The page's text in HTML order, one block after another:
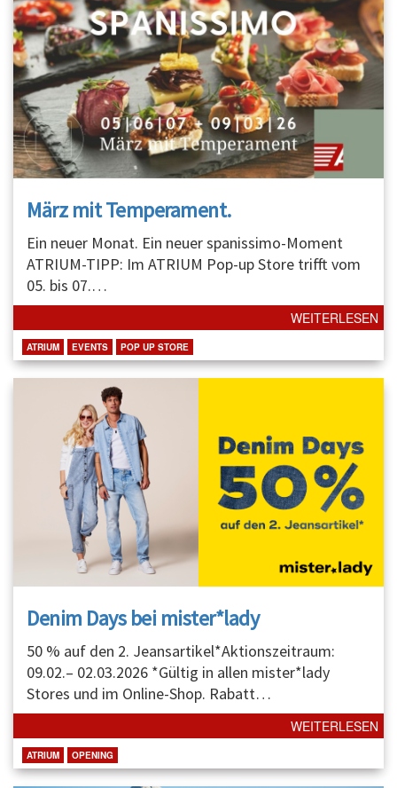
März mit Temperament.
Ein neuer Monat. Ein neuer spanissimo-Moment
ATRIUM-TIPP: Im ATRIUM Pop-up Store trifft vom
05. bis 07.…
WEITERLESEN
ATRIUM EVENTS POP UP STORE
Denim Days bei mister*lady
50 % auf den 2. Jeansartikel*Aktionszeitraum:
09.02.– 02.03.2026 *Gültig in allen mister*lady
Stores und im Online-Shop. Rabatt…
WEITERLESEN
ATRIUM OPENING